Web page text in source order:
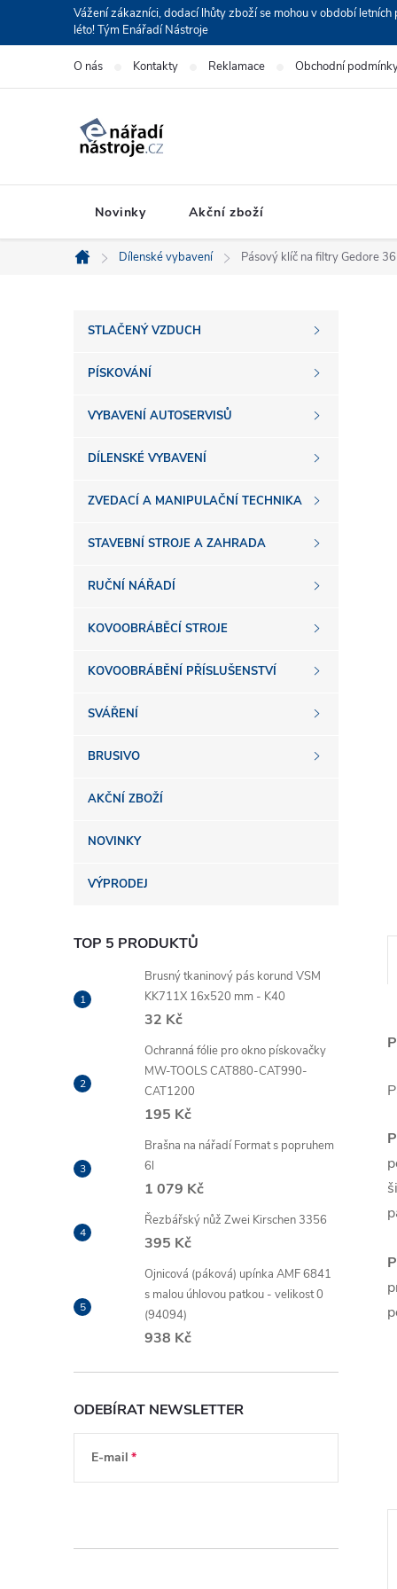
Vážení zákazníci, dodací lhůty zboží se mohou v období
léto! Tým Enářadí Nástroje
O nás Kontakty Reklamace Obchodní
Novinky Akční zboží
Domů
Dílenské vybavení Pásový klíč na filtry Gedore
P
o
s
a
n
n
p
a
n
STLAČENÝ VZDUCH
PÍSKOVÁNÍ
VYBAVENÍ AUTOSERVISŮ
DÍLENSKÉ VYBAVENÍ
ZVEDACÍ A MANIPULAČNÍ TECHNIKA
STAVEBNÍ STROJE A ZAHRADA
RUČNÍ NÁŘADÍ
KOVOOBRÁBĚCÍ STROJE
KOVOOBRÁBĚNÍ PŘÍSLUŠENSTVÍ
SVÁŘENÍ
BRUSIVO
AKČNÍ ZBOŽÍ
NOVINKY
VÝPRODEJ
TOP 5 PRODUKTŮ
Brusný tkaninový pás korund VSM
KK711X 16x520 mm - K40
32 Kč
Ochranná fólie pro okno pískovačky
MW-TOOLS CAT880-CAT990-
CAT1200
195 Kč
Brašna na nářadí Format s popruhem
6l
1 079 Kč
Řezbářský nůž Zwei Kirschen 3356
395 Kč
Ojnicová (páková) upínka AMF 6841
s malou úhlovou patkou - velikost 0
(94094)
938 Kč
ODEBÍRAT NEWSLETTER
E-mail
ZDARMA